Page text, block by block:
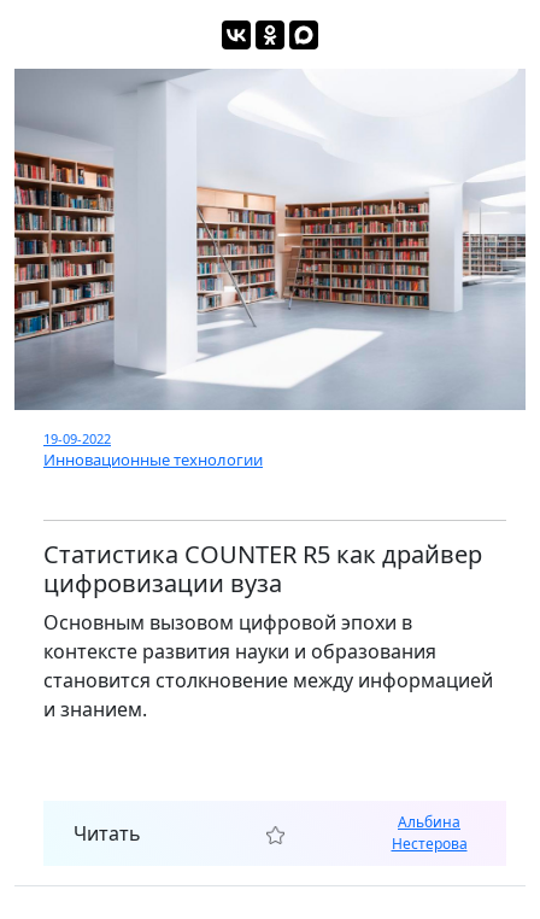
19-09-2022
Инновационные технологии
Статистика COUNTER R5 как драйвер
цифровизации вуза
Основным вызовом цифровой эпохи в
контексте развития науки и образования
становится столкновение между информацией
и знанием.
Читать
Альбина
Нестерова